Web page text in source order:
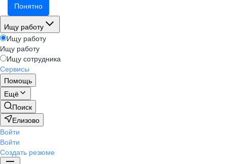
Понятно
Ищу работу
Ищу работу
Ищу работу
Ищу сотрудника
Сервисы
Помощь
Ещё
Поиск
Елизово
Войти
Войти
Создать резюме